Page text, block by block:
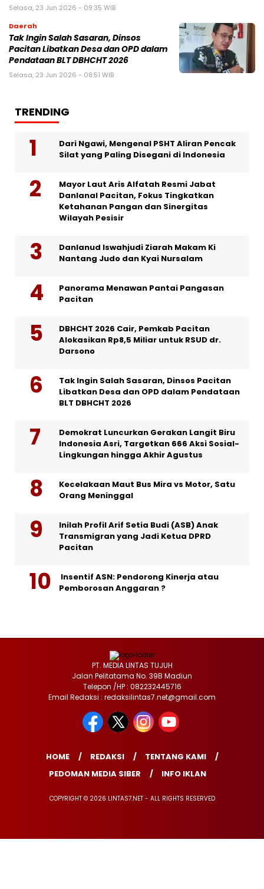
Selasa, 23 Jun 2026 - 09:35 WIB
Daerah
Tak Ingin Salah Sasaran, Dinsos
Pacitan Libatkan Desa dan OPD dalam
Pendataan BLT DBHCHT 2026
Selasa, 23 Jun 2026 - 08:51 WIB
TRENDING
Dari Ngawi, Mengenal PSHT Aliran Pencak
Silat yang Paling Disegani di Indonesia
Mayor Laut Aris Alfatah Resmi Jabat
Danlanal Pacitan, Fokus Tingkatkan
Ketahanan Pangan dan Sinergitas
Wilayah Pesisir
Danlanud Iswahjudi Ziarah Makam Ki
Nantang Judo dan Kyai Nursalam
Panorama Menawan Pantai Pangasan
Pacitan
DBHCHT 2026 Cair, Pemkab Pacitan
Alokasikan Rp8,5 Miliar untuk RSUD dr.
Darsono
Tak Ingin Salah Sasaran, Dinsos Pacitan
Libatkan Desa dan OPD dalam Pendataan
BLT DBHCHT 2026
Demokrat Luncurkan Gerakan Langit Biru
Indonesia Asri, Targetkan 666 Aksi Sosial-
Lingkungan hingga Akhir Agustus
Kecelakaan Maut Bus Mira vs Motor, Satu
Orang Meninggal
Inilah Profil Arif Setia Budi (ASB) Anak
Transmigran yang Jadi Ketua DPRD
Pacitan
Insentif ASN: Pendorong Kinerja atau
Pemborosan Anggaran ?
PT. MEDIA LINTAS TUJUH
Jalan Pelitatama No. 39B Madiun
Telepon /HP : 082232445716
Email Redaksi : redaksilintas7.net@gmail.com
HOME REDAKSI
TENTANG KAMI
PEDOMAN MEDIA SIBER
INFO IKLAN
COPYRIGHT © 2026 LINTAS7.NET - ALL RIGHTS RESERVED